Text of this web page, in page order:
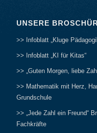
UNSERE
>> Infoblatt „Kluge
>> Infoblatt „KI für Kitas“
>> „Guten Morgen, liebe
>> Mathematik mit Herz,
Grundschule
>> „Jede Zahl ein Freund“
Fachkräfte